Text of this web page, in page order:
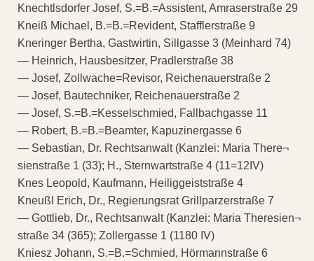
Knechtlsdorfer Josef, S.=B.=Assistent, Amraserstraße 29
Kneiß Michael, B.=B.=Revident, Stafflerstraße 9
Kneringer Bertha, Gastwirtin, Sillgasse 3 (Meinhard 74)
— Heinrich, Hausbesitzer, Pradlerstraße 38
— Josef, Zollwache=Revisor, Reichenauerstraße 2
— Josef, Bautechniker, Reichenauerstraße 2
— Josef, S.=B.=Kesselschmied, Fallbachgasse 11
— Robert, B.=B.=Beamter, Kapuzinergasse 6
— Sebastian, Dr. Rechtsanwalt (Kanzlei: Maria There¬
sienstraße 1 (33); H., Sternwartstraße 4 (11=12IV)
Knes Leopold, Kaufmann, Heiliggeiststraße 4
Kneußl Erich, Dr., Regierungsrat Grillparzerstraße 7
— Gottlieb, Dr., Rechtsanwalt (Kanzlei: Maria Theresien¬
straße 34 (365); Zollergasse 1 (1180 IV)
Kniesz Johann, S.=B.=Schmied, Hörmannstraße 6